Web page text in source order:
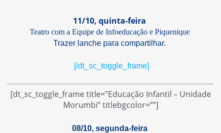
11/10, quinta-feira
Teatro com a Equipe de Infoeducação e Piquenique
Trazer lanche para compartilhar.
[/dt_sc_toggle_frame]
[dt_sc_toggle_frame title=”Educação Infantil – Unidade
Morumbi” titlebgcolor=””]
08/10, segunda-feira